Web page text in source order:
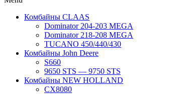
Комбайны CLAAS
Dominator 204-203 MEGA
Dominator 218-208 MEGA
TUCANO 450/440/430
Комбайны John Deere
S660
9650 STS — 9750 STS
Комбайны NEW HOLLAND
CX8080